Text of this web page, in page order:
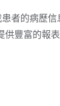
者的病歷
豐富的報